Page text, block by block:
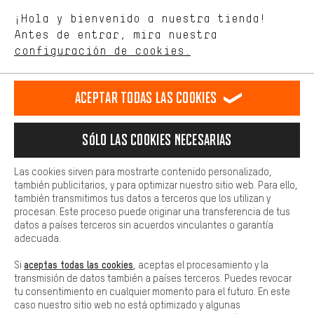
Idioma"
español
ES english
EN Deutsch
DE
RESCINDIR EL CONTRATO Comunidad de Aquisgrán Programa de afiliados
Aviso Legal Protección de datos Condiciones Generales
Plataforma de reportes Reciclaje de baterias
Configuración de las cookies Ajusta el contraste
Todos los precios indicados son en euros e sin MwSt, más
gastos de envío aEstados Unidos.
¡Hola y bienvenido a nuestra tienda!
Antes de entrar, mira nuestra
configuración de cookies.
tienda. Con las cookies de rendimiento, puedes influir en la mejora
de nuestro sitio web y nuestra oferta de la tienda con tu
comportamiento de compra.
Más confort
cookies de comodidad, creamos enlaces a plataformas de redes
sociales. Esto nos permite proporcionarle más contenido e
adicionales que le ayudarán a encontrar los productos adecuados.
preguntas de forma rápida y sencilla.
Básica
Las cookies básicas aseguran que puedas usar nuestro sitio web.
Aceptar todas las cookies
Sólo las cookies necesarias
Las cookies sirven para mostrarte contenido personalizado,
también publicitarios, y para optimizar nuestro sitio web. Para ello,
también transmitimos tus datos a terceros que los utilizan y
procesan. Este proceso puede originar una transferencia de tus
datos a países terceros sin acuerdos vinculantes o garantía
adecuada.
Si aceptas todas las cookies , aceptas el procesamiento y la
transmisión de datos también a países terceros. Puedes revocar
tu consentimiento en cualquier momento para el futuro. En este
caso nuestro sitio web no está optimizado y algunas